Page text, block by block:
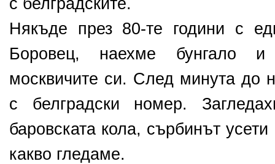
с белградските.
Някъде през 80-те години с
Боровец, наехме бунгало и
москвичите си. След минута до
с белградски номер.
баровската кола, сърбинът
какво гледаме.